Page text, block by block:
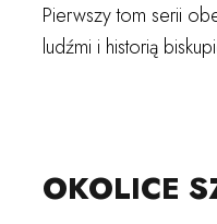
Pierwszy tom serii
ludźmi i historią
OKOLICE